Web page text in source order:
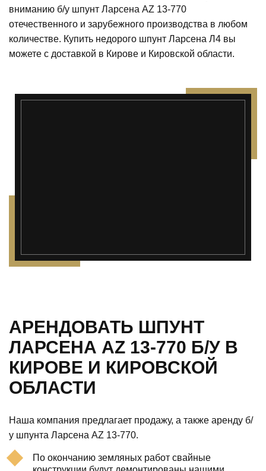
вниманию б/у шпунт Ларсена AZ 13-770
отечественного и зарубежного производства в любом
количестве. Купить недорого шпунт Ларсена Л4 вы
можете с доставкой в Кирове и Кировской области.
АРЕНДОВАТЬ ШПУНТ
ЛАРСЕНА AZ 13-770 Б/У В
КИРОВЕ И КИРОВСКОЙ
ОБЛАСТИ
Наша компания предлагает продажу, а также аренду б/
у шпунта Ларсена AZ 13-770.
По окончанию земляных работ свайные